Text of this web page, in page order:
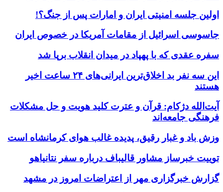
اولین جلسه امنیتی ایران و امارات پس از جنگ؟!
جاسوسی اسرائیل از مقامات آمریکا در خصوص ایران
سفره عقدی که با پهپاد در میدان انقلاب برپا شد
این سه نفر بد اخلاق‌ترین ایرانی‌های ۲۴ ساعت اخیر
هستند
آیت‌الله دژکام: قرآن و عترت کلید هویت و حل مشکلات
فرهنگی جامعه‌اند
وزش باد و غبار رقیق، پدیده غالب هوای کرمانشاه است
توییت خبرساز مشاور قالیباف درباره سفر نتانیاهو
گزارش خبرگزاری مهر از اعتراضات امروز در مشهد